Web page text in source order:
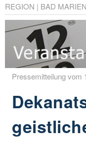
REGION | BAD
Pressemitteilung